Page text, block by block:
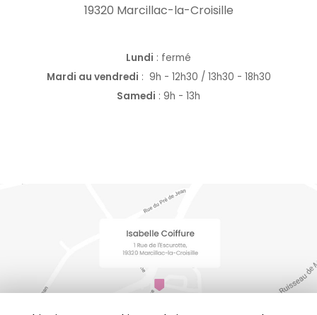
19320 Marcillac-la-Croisille
Lundi : fermé
Mardi au vendredi : 9h - 12h30 / 13h30 - 18h30
Samedi : 9h - 13h